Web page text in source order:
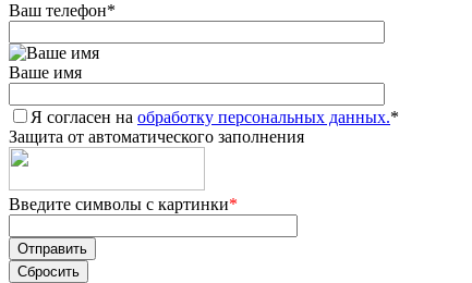
Ваш телефон*
Ваше имя
Я согласен на обработку персональных данных.*
Защита от автоматического заполнения
Введите символы с картинки*